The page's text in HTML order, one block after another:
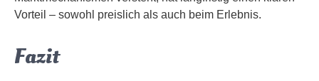
Vorteil – sowohl preislich als auch beim Erlebnis.
Fazit